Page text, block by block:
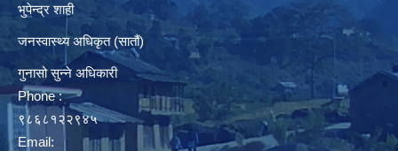
भुपेन्द्र शाही
जनस्वास्थ्य अधिकृत (सातौं)
गुनासो सुन्ने अधिकारी
Phone :
९८६८१२२९४५
Email: